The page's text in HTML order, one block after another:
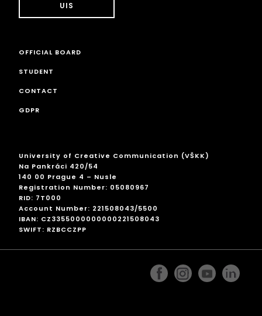
UIS
OFFICIAL BOARD
STUDENT
CONTACT
GDPR
University of Creative Communication (VŠKK)
Na Pankráci 420/54
140 00 Prague 4 – Nusle
Registration Number: 05080967
RID: 7T000
Account Number: 221508043/5500
IBAN: CZ3355000000000221508043
SWIFT: RZBCCZPP